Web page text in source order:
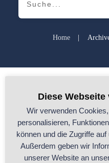
Home
It seems we can't find
searching can help.
Suchen
nach:
Diese
Wir verwenden
personalisieren,
können und die Zugriffe
Außerdem geben wir
unserer Website an